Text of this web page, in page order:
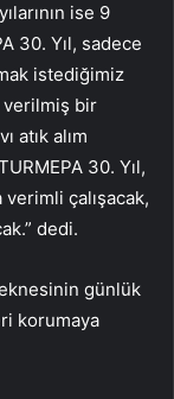
ise 9
30. Yıl, sadece
istediğimiz
verilmiş bir
atık alım
30. Yıl,
çalışacak,
dedi.
günlük
korumaya